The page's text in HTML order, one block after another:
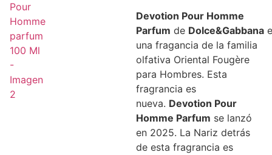
Devotion Pour Homme
Parfum de Dolce&Gabbana
una fragancia de la familia
olfativa Oriental Fougère
para Hombres. Esta
fragrancia es
nueva. Devotion Pour
Homme Parfum se lanzó
en 2025. La Nariz detrás
de esta fragrancia es